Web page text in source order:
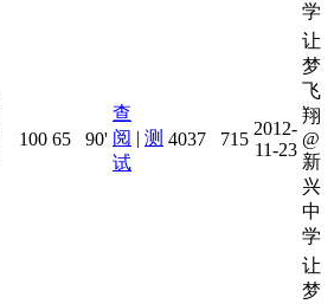
学
100 65 90'
查
阅 | 测
试
4037 715
2012-
11-23
让
梦
飞
翔
@
新
兴
中
学
让
梦